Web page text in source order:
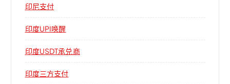
印尼支付
印度UPI唤醒
印度USDT承兑商
印度三方支付